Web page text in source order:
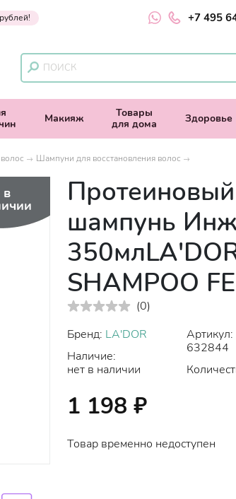
+7 495
Макияж
Товары
для дома
Здоровье
Шампуни для восстановления волос
в
шампунь
SHAMPOO
(0)
Бренд: LA'DOR
Наличие:
нет в наличии
Артикул:
632844
1 198 ₽
Товар временно недоступен